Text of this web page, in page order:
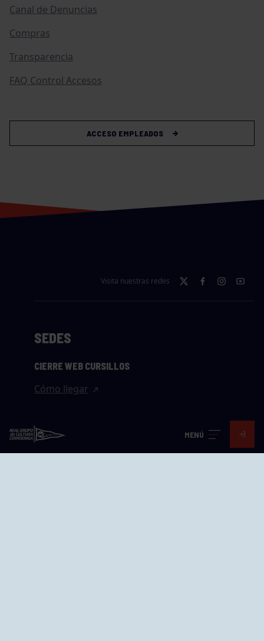
MENÚ
Canal de Denuncias
Compras
Transparencia
FAQ Control Accesos
ACCESO EMPLEADOS
Visita nuestras redes
SEDES
CIERRE WEB CURSILLOS
Cómo llegar
Avd. Jesús Revuelta, 2 33204
Gijón - Asturias